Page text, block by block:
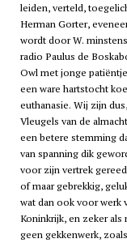
leiden, verteld,
Herman Gorter,
wordt door W.
radio Paulus de
Owl met jonge
een ware hartstocht
euthanasie. Wij zijn
Vleugels van de
een betere stemming
van spanning dik
voor zijn vertrek
of maar gebrekkig,
wat dan ook voor werk
Koninkrijk, en zeker als
geen gekkenwerk,